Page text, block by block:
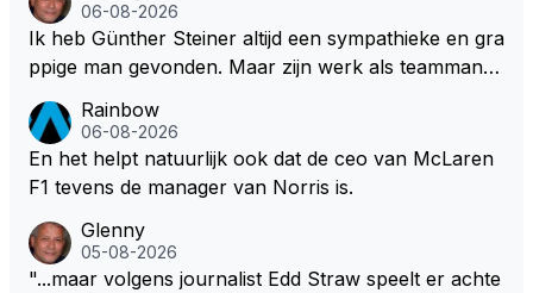
st Dus glenny sterkte met deze bullshit lezen
06-08-2026
Ik heb Günther Steiner altijd een sympathieke en gra
ppige man gevonden. Maar zijn werk als teammanag
oit veel indruk gemaakt. Voor mij persoonlijk lijkt hij d
ezelfde weg te bewandelen als analist. En dat is niet
vanwege zijn persoonlijke Top-3. Hij blijft sympathie
presentator bij RTL Duitsland, een televisiezender di
e de Formule 1 uitzendt in Duitsland..., mwah!
Rainbow
06-08-2026
En het helpt natuurlijk ook dat de ceo van McLaren
F1 tevens de manager van Norris is.
Glenny
05-08-2026
"...maar volgens journalist Edd Straw speelt er achte